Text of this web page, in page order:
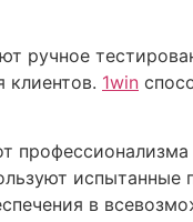
ручное
1win
в